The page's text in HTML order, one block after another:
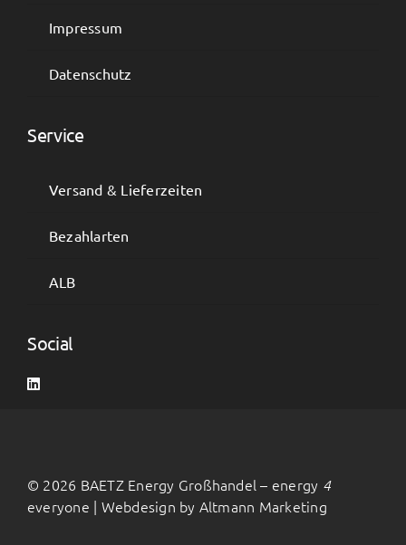
Impressum
Datenschutz
Service
Versand & Lieferzeiten
Bezahlarten
ALB
Social
© 2026 BAETZ Energy Großhandel – energy 4
everyone | Webdesign by Altmann Marketing